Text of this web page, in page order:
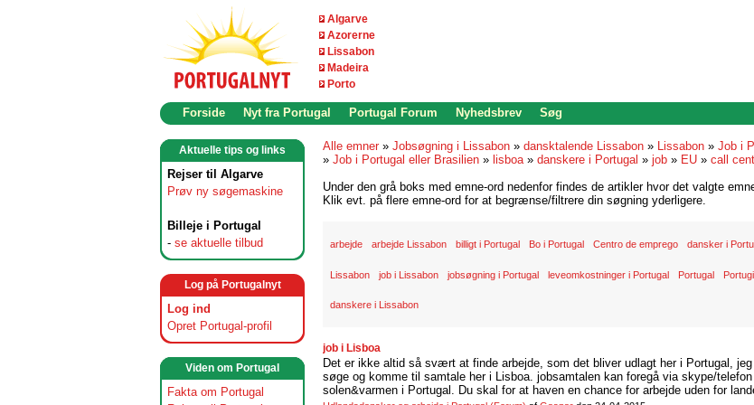
Algarve
Azorerne
Lissabon
Madeira
Porto
Forside Nyt fra Portugal Portugal Forum Nyhedsbrev Søg
Aktuelle tips og links
Rejser til Algarve
Prøv ny søgemaskine
Billeje i Portugal
- se aktuelle tilbud
Log på Portugalnyt
Log ind
Opret Portugal-profil
Viden om Portugal
Fakta om Portugal
Alle emner » Jobsøgning i Lissabon » dansktalende Lissabon » Lissabon » Job i
» Job i Portugal eller Brasilien » lisboa» danskere i Portugal » job » EU » call
Under den grå boks med emne-ord nedenfor findes de artikler hvor det valgte
Klik evt. på flere emne-ord for at begrænse/filtrere din søgning yderligere.
arbejde arbejde Lissabon billigt i Portugal Bo i Portugal Centro de emprego dansker i
Lissabon job i Lissabon jobsøgning i Portugal leveomkostninger i Portugal Portugal
danskere i Lissabon
job i Lisboa
Det er ikke altid så svært at finde arbejde, som det bliver udlagt her i Portugal,
søge og komme til samtale her i Lisboa. jobsamtalen kan foregå via skype/
solen&varmen i Portugal. Du skal for at haven en chance for arbejde uden for